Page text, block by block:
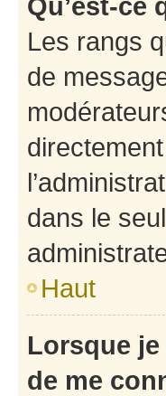
Les rangs
de
dans le
Haut
Lorsque
de me